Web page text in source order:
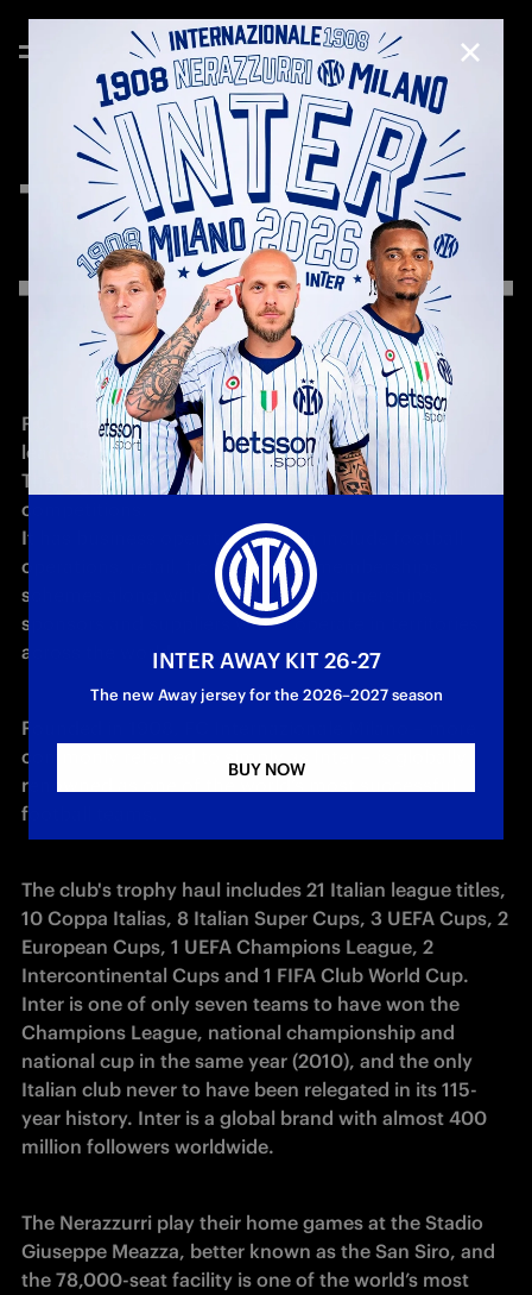
TRANSPARENCY
F.C. Internazionale Milano is one of the world's
leading football clubs.
The Club plays in domestic as well as European club
competitions.
It has business operations which include football
operations, retail, ticketing, and memberships
schemes along with commercial partnerships,
sponsors and suppliers which operate in territories
across the world.
Founded in 1908, FC Internazionale Milano – more
commonly referred to simply as Inter – is globally
renowned as one of the world’s most successful
football teams.
The club's trophy haul includes 21 Italian league titles,
10 Coppa Italias, 8 Italian Super Cups, 3 UEFA Cups, 2
European Cups, 1 UEFA Champions League, 2
Intercontinental Cups and 1 FIFA Club World Cup.
Inter is one of only seven teams to have won the
Champions League, national championship and
national cup in the same year (2010), and the only
Italian club never to have been relegated in its 115-
year history. Inter is a global brand with almost 400
million followers worldwide.
The Nerazzurri play their home games at the Stadio
Giuseppe Meazza, better known as the San Siro, and
the 78,000-seat facility is one of the world’s most
CLOSE
INTER AWAY KIT 26-27
The new Away jersey for the 2026–2027 season
BUY NOW